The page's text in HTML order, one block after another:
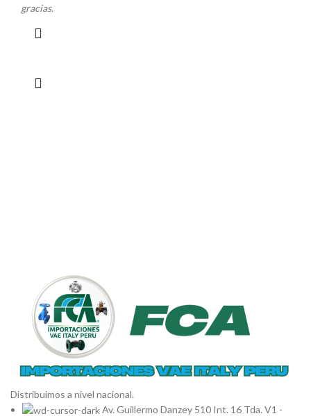
gracias.
Distribuimos a nivel nacional.
Av. Guillermo Danzey 510 Int. 16 Tda. V1 -